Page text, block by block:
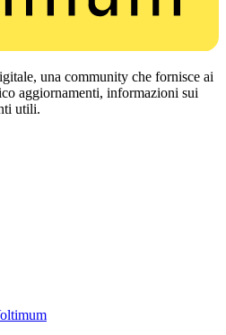
una community che fornisce ai
aggiornamenti, informazioni sui
utili.